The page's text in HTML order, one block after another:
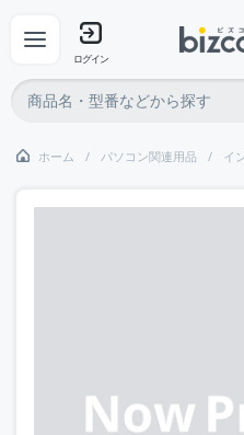
ログイン
ホーム パソコン関連用品 イ